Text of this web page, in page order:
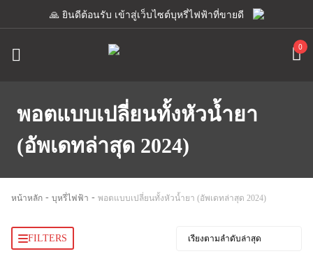
🙏 ยินดีต้อนรับ เข้าสู่เว็บไซต์บุหรี่ไฟฟ้าที่ขายดีที่สุด เรามีแอดมิน
0
พอตแบบเปลี่ยนทั้งหัวน้ำยา
(อัพเดทล่าสุด 2024)
หน้าหลัก - บุหรี่ไฟฟ้า - พอตแบบเปลี่ยนทั้งหัวน้ำยา (อัพเดทล่าสุด 2024)
FILTERS